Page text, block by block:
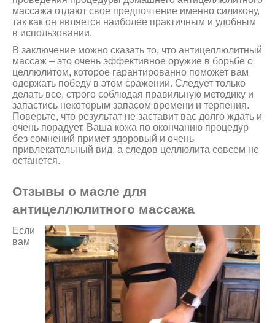
массажа отдают свое предпочтение именно силикону,
так как он является наиболее практичным и удобным
в использовании.
В заключение можно сказать то, что антицеллюлитный
массаж – это очень эффективное оружие в борьбе с
целлюлитом, которое гарантированно поможет вам
одержать победу в этом сражении. Следует только
делать все, строго соблюдая правильную методику и
запастись некоторым запасом времени и терпения.
Поверьте, что результат не заставит вас долго ждать и
очень порадует. Ваша кожа по окончанию процедур
без сомнений примет здоровый и очень
привлекательный вид, а следов целлюлита совсем не
останется.
Отзывы о масле для
антицеллюлитного массажа
Если
вам